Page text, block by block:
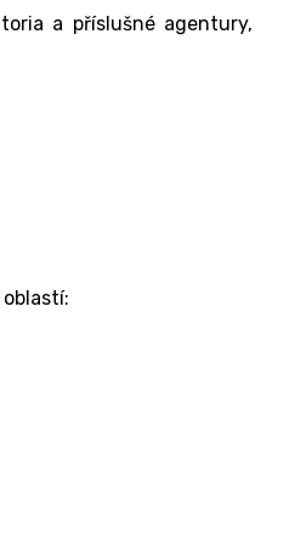
a příslušné agentury,